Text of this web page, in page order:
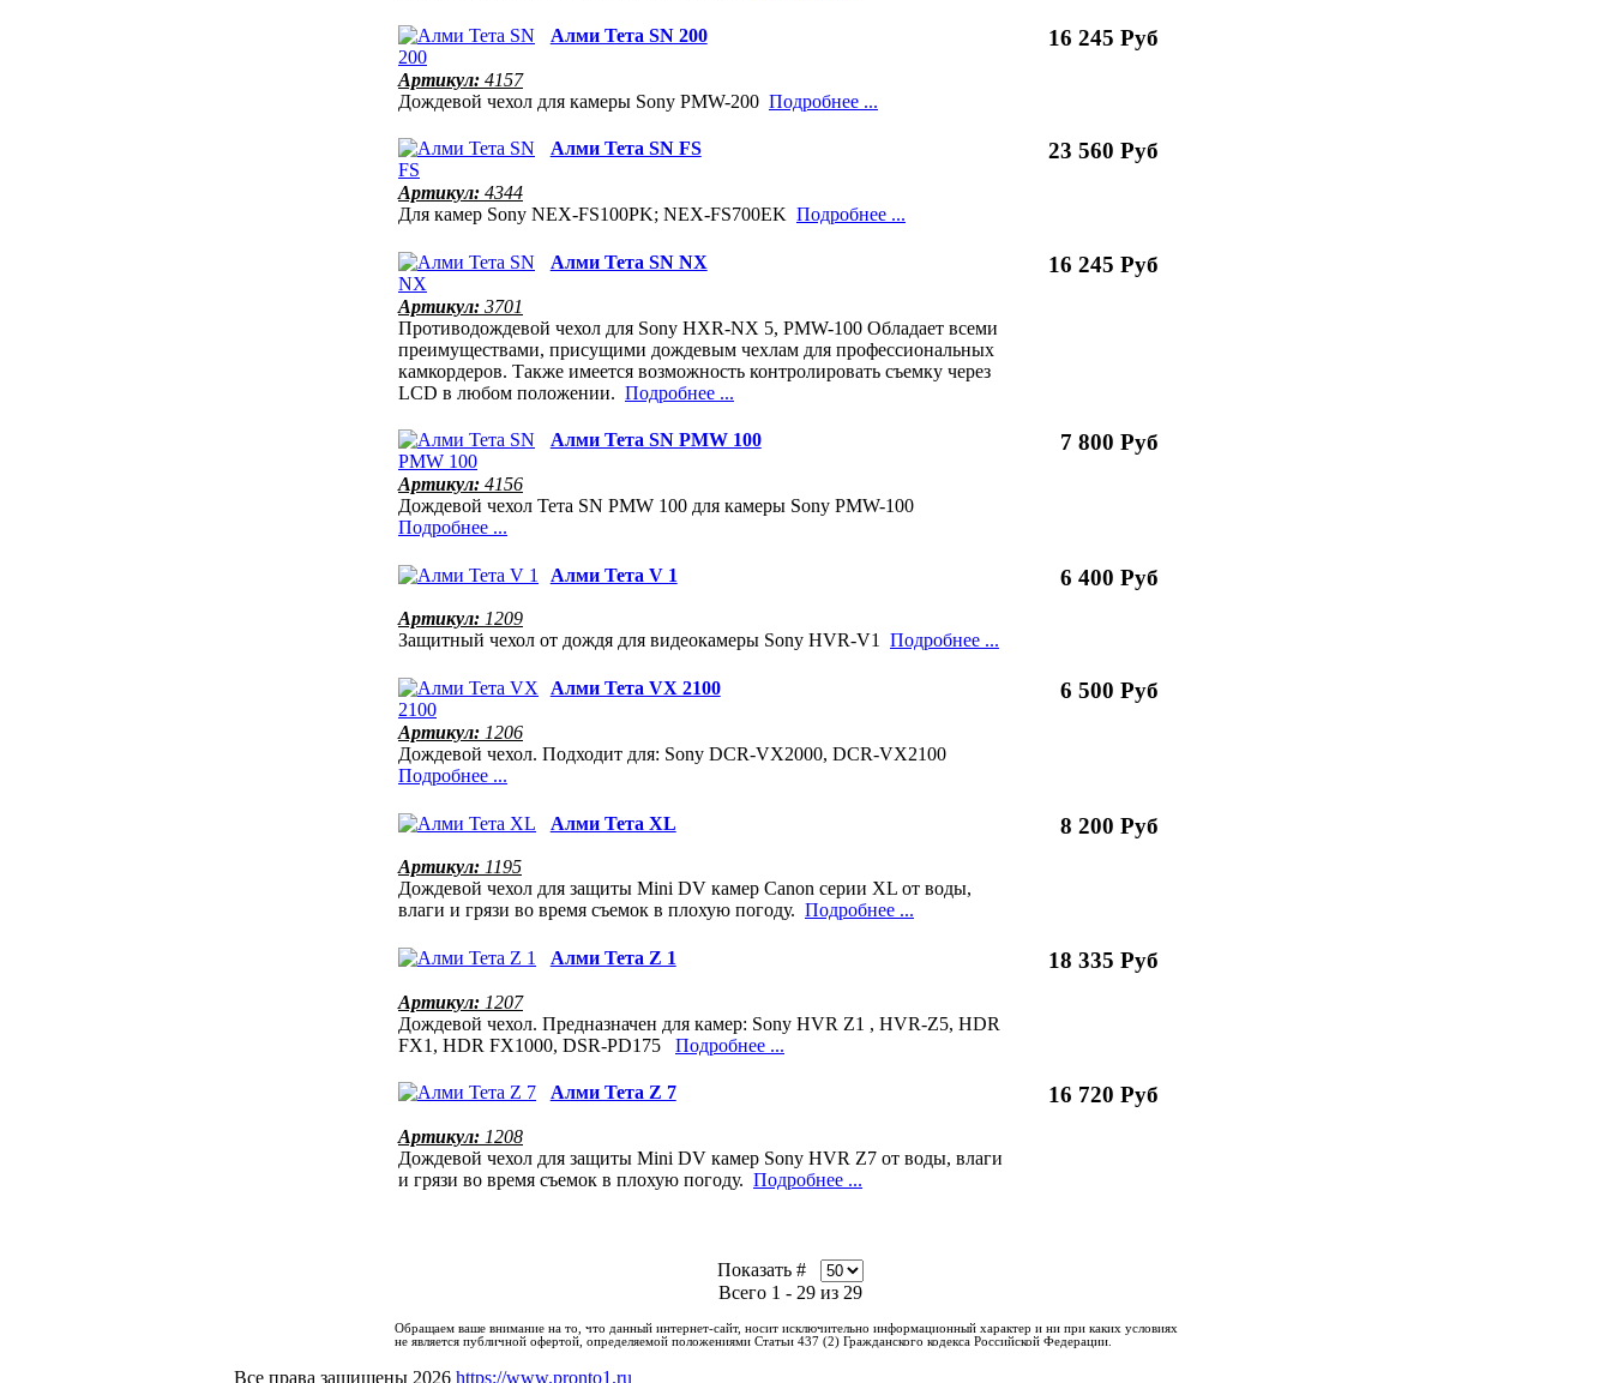
Алми Тета SN 200 16 245 Руб
Артикул: 4157
Дождевой чехол для камеры Sony PMW-200 Подробнее ...
Алми Тета SN FS 23 560 Руб
Артикул: 4344
Для камер Sony NEX-FS100PK; NEX-FS700EK Подробнее ...
Алми Тета SN NX 16 245 Руб
Артикул: 3701
Противодождевой чехол для Sony HXR-NX 5, PMW-100 Обладает всеми
преимуществами, присущими дождевым чехлам для профессиональных
камкордеров. Также имеется возможность контролировать съемку через
LCD в любом положении. Подробнее ...
Алми Тета SN PMW 100 7 800 Руб
Артикул: 4156
Дождевой чехол Тета SN PMW 100 для камеры Sony PMW-100
Подробнее ...
Алми Тета V 1 6 400 Руб
Артикул: 1209
Защитный чехол от дождя для видеокамеры Sony HVR-V1 Подробнее ...
Алми Тета VX 2100 6 500 Руб
Артикул: 1206
Дождевой чехол. Подходит для: Sony DCR-VX2000, DCR-VX2100
Подробнее ...
Алми Тета XL 8 200 Руб
Артикул: 1195
Дождевой чехол для защиты Mini DV камер Canon серии XL от воды,
влаги и грязи во время съемок в плохую погоду. Подробнее ...
Алми Тета Z 1 18 335 Руб
Артикул: 1207
Дождевой чехол. Предназначен для камер: Sony HVR Z1 , HVR-Z5, HDR
FX1, HDR FX1000, DSR-PD175 Подробнее ...
Алми Тета Z 7 16 720 Руб
Артикул: 1208
Дождевой чехол для защиты Mini DV камер Sony HVR Z7 от воды, влаги
и грязи во время съемок в плохую погоду. Подробнее ...
Показать #
Всего 1 - 29 из 29
Обращаем ваше внимание на то, что данный интернет-сайт, носит исключительно информационный характер и ни при каких условиях
не является публичной офертой, определяемой положениями Статьи 437 (2) Гражданского кодекса Российской Федерации.
Все права защищены 2026 https://www.pronto1.ru